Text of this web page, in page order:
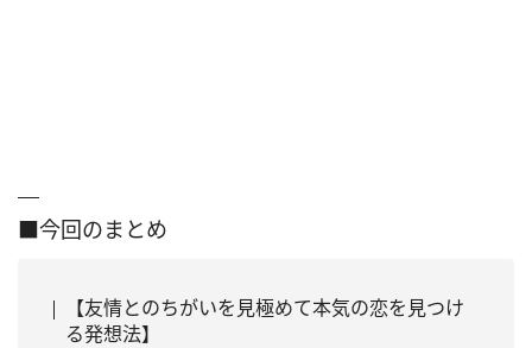
■今回のまとめ
【友情とのちがいを見極めて本気の恋を見つけ
る発想法】